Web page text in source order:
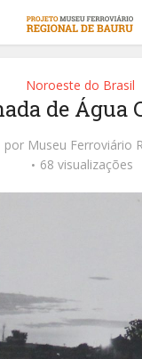
Noroeste do Brasil
de Água
por Museu Ferroviário
68 visualizações